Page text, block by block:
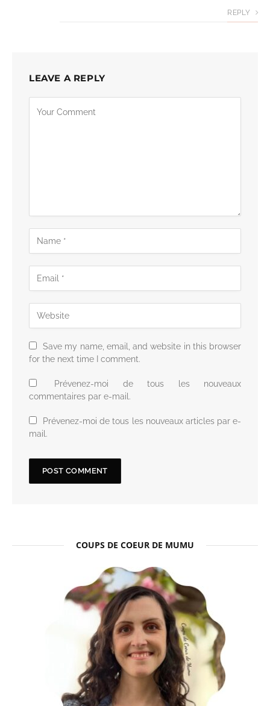
REPLY
LEAVE A REPLY
Save my name, email, and website in this browser
for the next time I comment.
Prévenez-moi de tous les nouveaux
commentaires par e-mail.
Prévenez-moi de tous les nouveaux articles par e-
mail.
COUPS DE COEUR DE MUMU